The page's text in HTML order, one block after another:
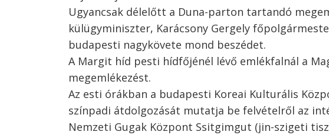
Ugyancsak délelőtt a Duna-parton tartandó
külügyminiszter, Karácsony Gergely
budapesti nagykövete mond beszédet.
A Margit híd pesti hídfőjénél lévő emlékfalnál a
megemlékezést.
Az esti órákban a budapesti Koreai Kulturális
színpadi átdolgozását mutatja be felvételről az
Nemzeti Gugak Központ Ssitgimgut (jin-szigeti